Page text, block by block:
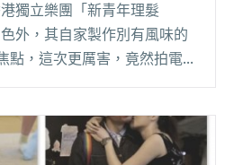
獨立樂團「新青年理髮
外，其自家製作別有風味的
點，這次更厲害，竟然拍電影
年中發表的閱讀全文 "新青
年理髮廳又有新搞作 電影《朝九晚二》"